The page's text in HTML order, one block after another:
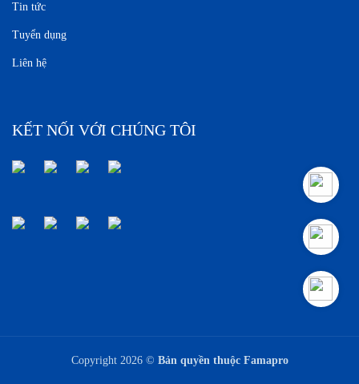
Tin tức
Tuyển dụng
Liên hệ
KẾT NỐI VỚI CHÚNG TÔI
Copyright 2026 © Bản quyền thuộc Famapro